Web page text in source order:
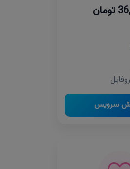
سرویس